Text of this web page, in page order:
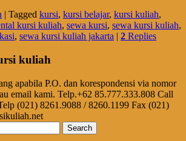
| Tagged kursi, kursi belajar, kursi kuliah,
kursi kuliah, sewa kursi, sewa kursi kuliah,
, sewa kursi kuliah jakarta | 2 Replies
kuliah
apabila P.O. dan korespondensi via nomor
email kami. Telp.+62 85.777.333.808 Call
(021) 8261.9088 / 8260.1199 Fax (021)